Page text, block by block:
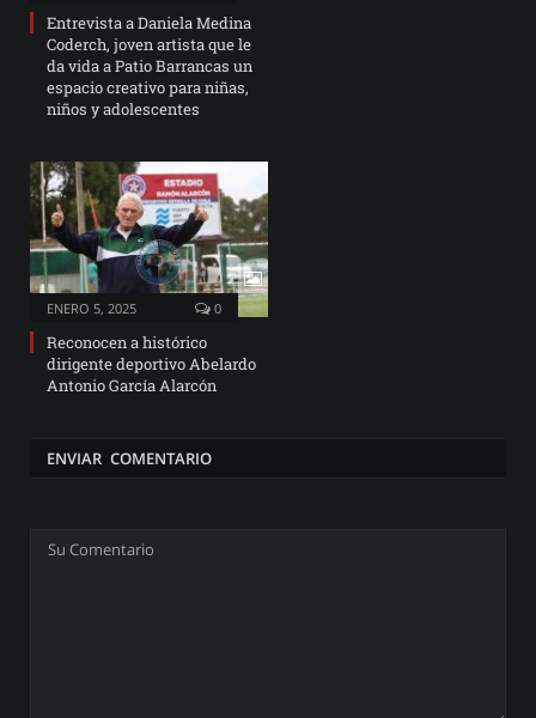
Entrevista a Daniela Medina
Coderch, joven artista que le
da vida a Patio Barrancas un
espacio creativo para niñas,
niños y adolescentes
ENERO 5, 2025 0
Reconocen a histórico
dirigente deportivo Abelardo
Antonio García Alarcón
ENVIAR COMENTARIO